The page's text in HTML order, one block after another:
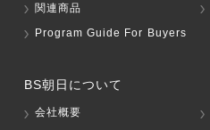
関連商品
Program Guide For Buyers
BS朝日について
会社概要